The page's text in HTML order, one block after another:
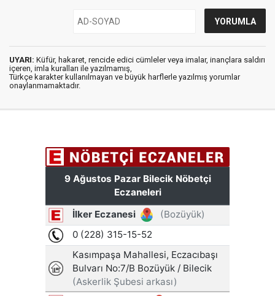
UYARI: Küfür, hakaret, rencide edici cümleler veya imalar, inançlara saldırı
içeren, imla kuralları ile yazılmamış,
Türkçe karakter kullanılmayan ve büyük harflerle yazılmış yorumlar
onaylanmamaktadır.